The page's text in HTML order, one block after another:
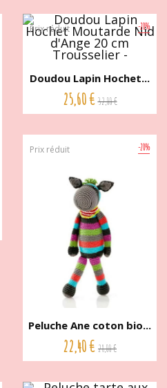
-20%
Prix réduit
Doudou Lapin Hochet...
25,60 € 32,00 €
-20%
Prix réduit
Peluche Ane coton bio...
22,40 € 28,00 €